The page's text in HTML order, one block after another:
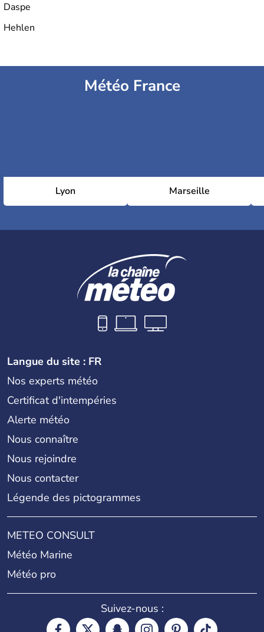
Daspe
Hehlen
Météo France
Lyon Marseille
Langue du site : FR
Nos experts météo
Certificat d'intempéries
Alerte météo
Nous connaître
Nous rejoindre
Nous contacter
Légende des pictogrammes
METEO CONSULT
Météo Marine
Météo pro
Suivez-nous :